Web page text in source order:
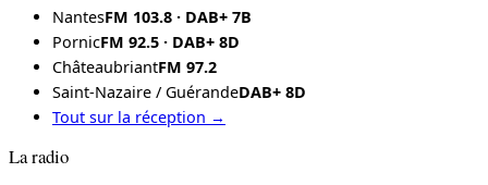
NantesFM 103.8 · DAB+ 7B
PornicFM 92.5 · DAB+ 8D
ChâteaubriantFM 97.2
Saint-Nazaire / GuérandeDAB+ 8D
Tout sur la réception →
La radio